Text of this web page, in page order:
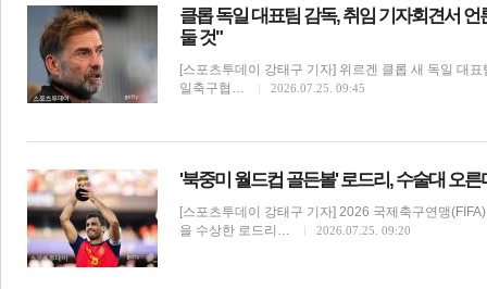
인
클롭 독일 대표팀 감독, 취임 기자회견서
둘 것"
[스포츠투데이 강태구 기자] 위르겐 클롭 새 독일 대
일축구협…
2026.07.25. 09:45
'북중미 월드컵 골든볼' 로드리, 수술대 오
[스포츠투데이 강태구 기자] 2026 국제축구연맹
을 수상한 로드리…
2026.07.25. 09:20